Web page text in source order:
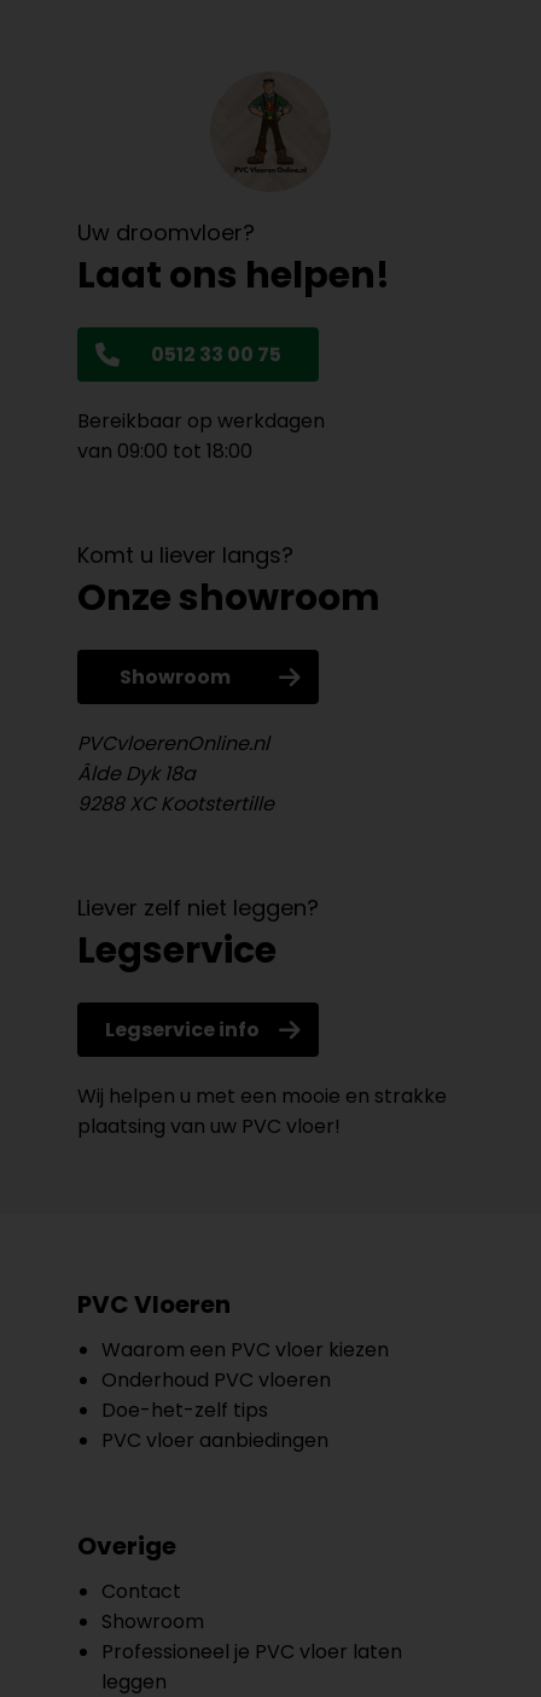
Uw droomvloer?
Laat ons helpen!
0512 33 00 75
Bereikbaar op werkdagen
van 09:00 tot 18:00
Komt u liever langs?
Onze showroom
Showroom
PVCvloerenOnline.nl
Âlde Dyk 18a
9288 XC Kootstertille
Liever zelf niet leggen?
Legservice
Legservice info
Wij helpen u met een mooie en strakke
plaatsing van uw PVC vloer!
PVC Vloeren
Waarom een PVC vloer kiezen
Onderhoud PVC vloeren
Doe-het-zelf tips
PVC vloer aanbiedingen
Overige
Contact
Showroom
Professioneel je PVC vloer laten
leggen